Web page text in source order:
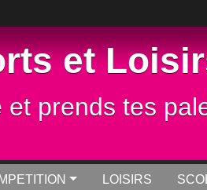
et
prends tes
LOISIRS